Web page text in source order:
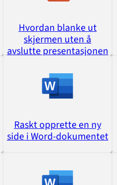
Hvordan blanke ut
skjermen uten å
avslutte presentasjonen
Raskt opprette en ny
side i Word-dokumentet